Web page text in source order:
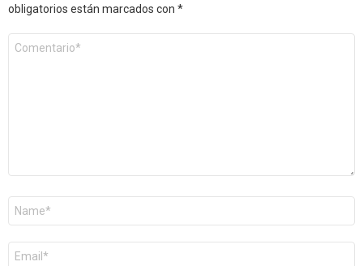
obligatorios están marcados con *
Comentario
Nombre
Correo
electrónico